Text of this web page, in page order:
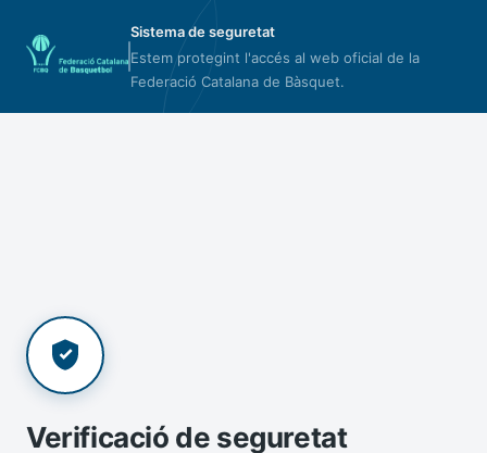
Sistema de seguretat
Estem protegint l'accés al web oficial de la
Federació Catalana de Bàsquet.
Verificació de seguretat